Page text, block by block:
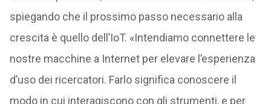
spiegando che il prossimo passo necessario alla
crescita è quello dell’IoT. «Intendiamo connettere le
nostre macchine a Internet per elevare l’esperienza
d’uso dei ricercatori. Farlo significa conoscere il
modo in cui interagiscono con gli strumenti, e per